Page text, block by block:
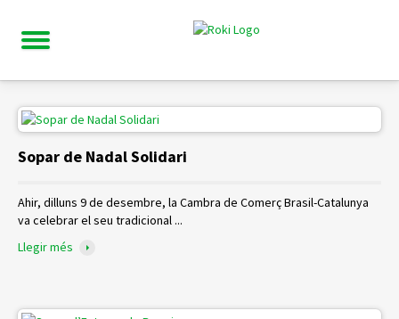
Sopar de Nadal Solidari
Ahir, dilluns 9 de desembre, la Cambra de Comerç Brasil-Catalunya
va celebrar el seu tradicional ...
Llegir més